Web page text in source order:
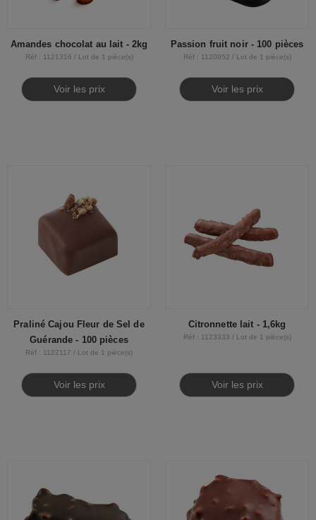
Amandes chocolat au lait - 2kg
Réf : 1121316 / Lot de 1 pièce(s)
Voir les prix
Passion fruit noir - 100 pièces
Réf : 1120952 / Lot de 1 pièce(s)
Voir les prix
Praliné Cajou Fleur de Sel de
Guérande - 100 pièces
Réf : 1122117 / Lot de 1 pièce(s)
Voir les prix
Citronnette lait - 1,6kg
Réf : 1123333 / Lot de 1 pièce(s)
Voir les prix